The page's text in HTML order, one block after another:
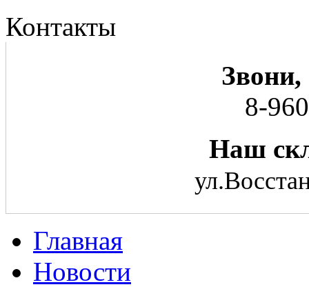
Контакты
8-
Наш
Главная
Новости